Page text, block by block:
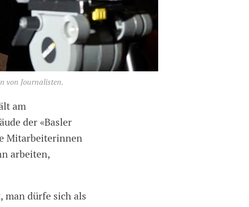
von Journalisten.
am
der «Basler
Mitarbeiterinnen
arbeiten,
man dürfe sich als